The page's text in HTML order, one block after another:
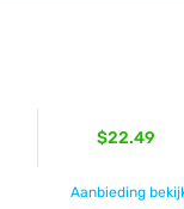
$22.49
Aanbieding